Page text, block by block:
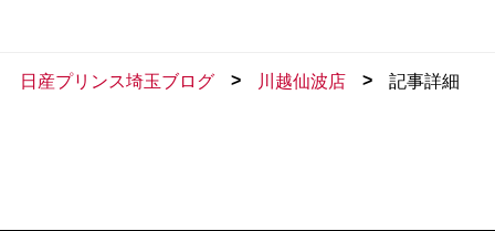
日産プリンス埼玉ブログ > 川越仙波店 > 記事詳細